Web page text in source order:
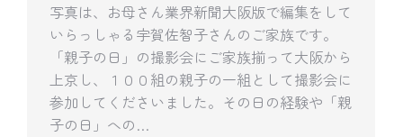
写真は、お母さん業界新聞大阪版で編集をして
いらっしゃる宇賀佐智子さんのご家族です。
「親子の日」の撮影会にご家族揃って大阪から
上京し、１００組の親子の一組として撮影会に
参加してくださいました。その日の経験や「親
子の日」への…